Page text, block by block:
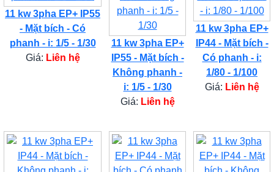
11 kw 3pha EP+ IP55
- Mặt bích - Có
phanh - i: 1/5 - 1/30
Giá: Liên hệ
11 kw 3pha EP+
IP55 - Mặt bích -
Không phanh -
i: 1/5 - 1/30
Giá: Liên hệ
11 kw 3pha EP+
IP44 - Mặt bích -
Có phanh - i:
1/80 - 1/100
Giá: Liên hệ